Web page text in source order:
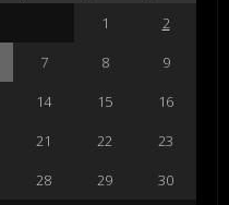
1
2
7 8
9
14 15
16
21 22
23
28 29
30